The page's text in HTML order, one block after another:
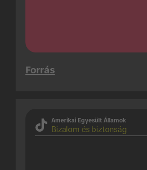
Forrás
Amerikai Egyesült Államok
Bizalom és biztonság